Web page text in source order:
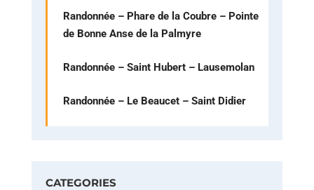
Randonnée – Phare de la Coubre – Pointe
de Bonne Anse de la Palmyre
Randonnée – Saint Hubert – Lausemolan
Randonnée – Le Beaucet – Saint Didier
CATEGORIES